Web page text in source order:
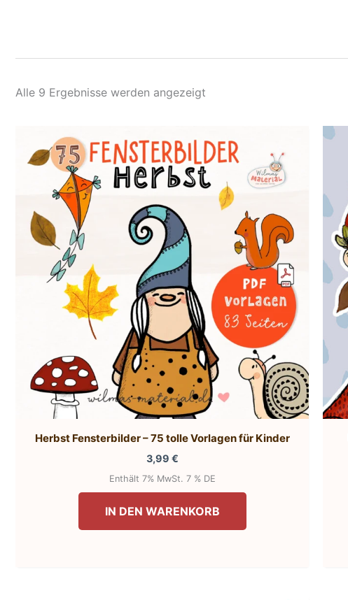
Alle 9 Ergebnisse werden angezeigt
Herbst Fensterbilder – 75 tolle Vorlagen für Kinder
3,99 €
Enthält 7% MwSt. 7 % DE
IN DEN WARENKORB